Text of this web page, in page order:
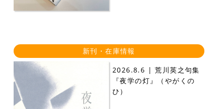
新刊・在庫情報
2026.8.6 | 荒川英之句集
『夜学の灯』（やがくの
ひ）